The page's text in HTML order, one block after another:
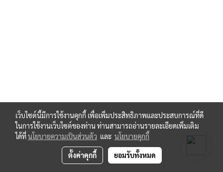
เว็บไซต์นี้มีการใช้งานคุกกี้ เพื่อเพิ่มประสิทธิภาพและประสบการณ์ที่ดี
ในการใช้งานเว็บไซต์ของท่าน ท่านสามารถอ่านรายละเอียดเพิ่มเติม
ได้ที่นโยบายความเป็นส่วนตัว และ นโยบายคุกกี้
ตั้งค่าคุกกี้ ยอมรับทั้งหมด